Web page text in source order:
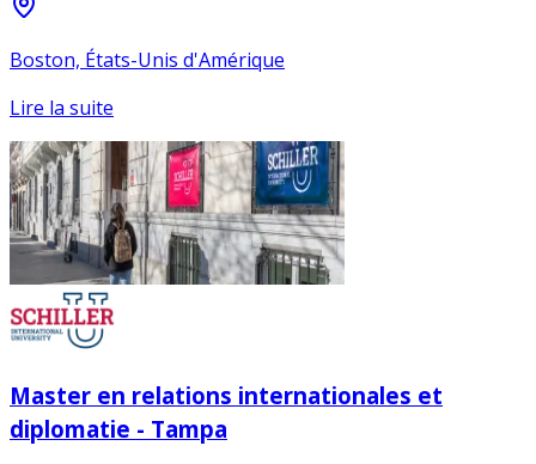
Boston, États-Unis d'Amérique
Lire la suite
Master en relations internationales et
diplomatie - Tampa